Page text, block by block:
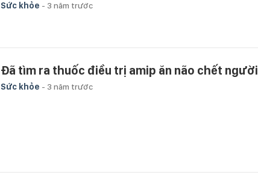
Sức khỏe - 3 năm trước
Đã tìm ra thuốc điều trị amip ăn não chết người
Sức khỏe - 3 năm trước